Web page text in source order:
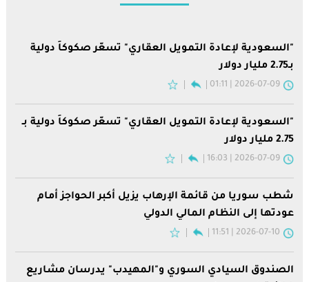
"السعودية لإعادة التمويل العقاري" تسعّر صكوكاً دولية
بـ2.75 مليار دولار
2026-07-09 | 01:11
"السعودية لإعادة التمويل العقاري" تسعّر صكوكاً دولية بـ
2.75 مليار دولار
2026-07-09 | 16:03
شطب سوريا من قائمة الإرهاب يزيل أكبر الحواجز أمام
عودتها إلى النظام المالي الدولي
2026-07-10 | 11:51
الصندوق السيادي السوري و"المهيدب" يدرسان مشاريع